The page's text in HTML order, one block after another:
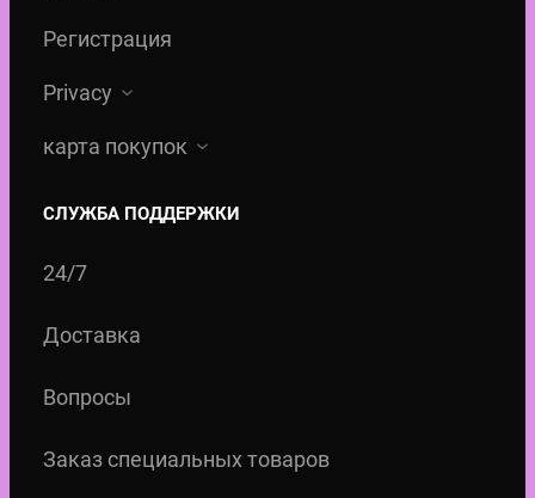
Регистрация
Privacy
карта покупок
СЛУЖБА ПОДДЕРЖКИ
24/7
Доставка
Вопросы
Заказ специальных товаров